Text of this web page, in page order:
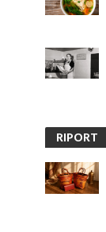
RIPORT